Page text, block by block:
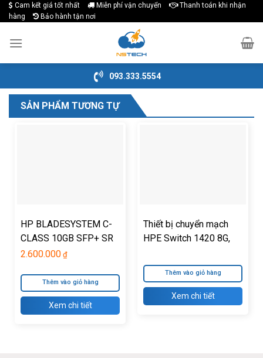
Skip
to
content
Cam kết giá tốt nhất Miễn phí vận chuyển
Thanh toán khi nhận
hàng
Bảo hành tận nơi
093.333.5554
SẢN PHẨM TƯƠNG TỰ
HP BLADESYSTEM C-
CLASS 10GB SFP+ SR
TRANSCEIVER
2.600.000 ₫
Thêm vào giỏ hàng
Xem chi tiết
Thiết bị chuyển mạch
HPE Switch 1420 8G,
Thêm vào giỏ hàng
Xem chi tiết